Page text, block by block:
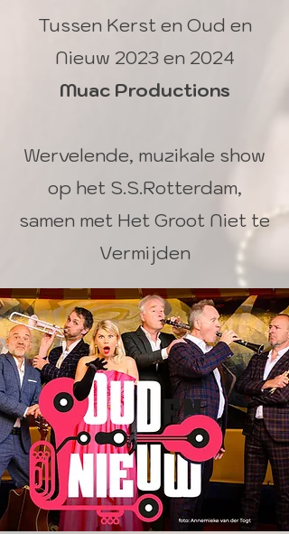
Tussen Kerst en Oud en
Nieuw 2023 en 2024
Muac Productions
Wervelende, muzikale show
op het S.S.Rotterdam,
samen met Het Groot Niet te
Vermijden